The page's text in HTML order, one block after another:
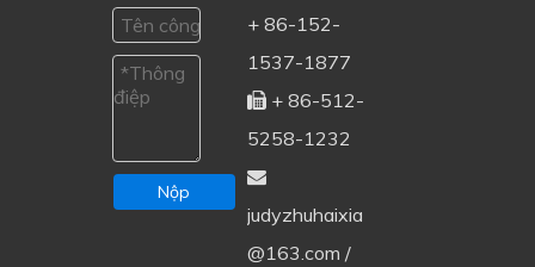
Nộp
+ 86-152-
1537-1877
+ 86-512-
5258-1232

judyzhuhaixia
@163.com /